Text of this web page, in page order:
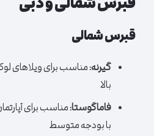
قبرس شمالی
گیرنه:مناسب برای ویلاهای
بالا
فاماگوستا:مناسب برای
با بودجه متوسط